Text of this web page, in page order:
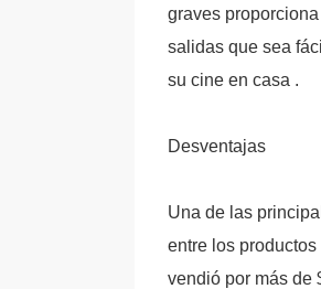
graves
salidas que sea
su cine en casa .
Desventajas
Una de las
entre los
vendió por más de